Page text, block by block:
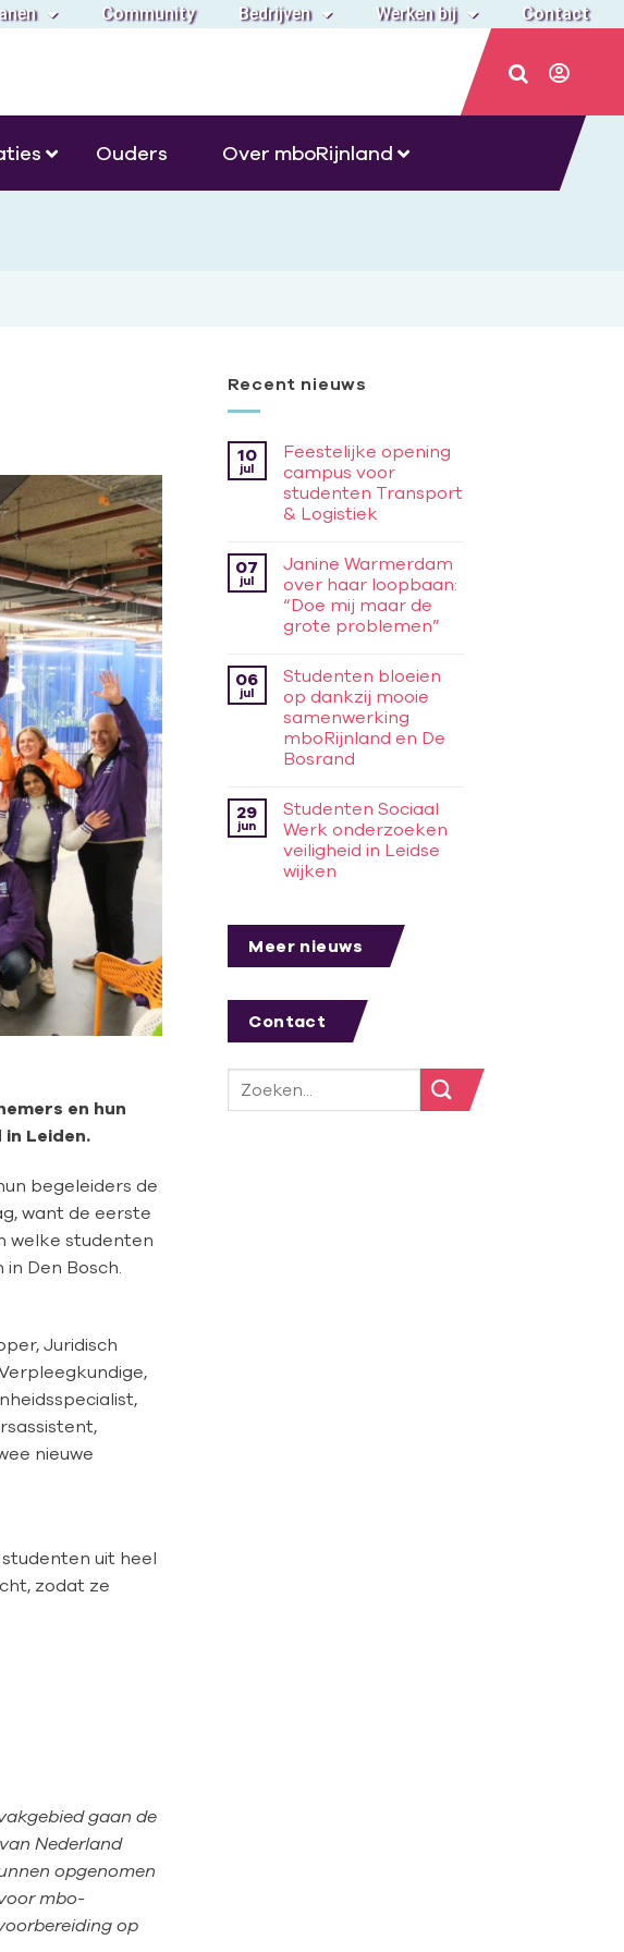
Community Bedrijven Werken bij Contact
Ouders Over mboRijnland
en hun
Leiden.
begeleiders de
want de eerste
welke studenten
Den Bosch.
Juridisch
nieuwe
uit heel
zodat ze
gaan de
Nederland
opgenomen
mbo-
op
Recent nieuws
10
jul
Feestelijke opening
campus voor
studenten Transport
& Logistiek
07
jul
Janine Warmerdam
over haar loopbaan:
“Doe mij maar de
grote problemen”
06
jul
Studenten bloeien
op dankzij mooie
samenwerking
mboRijnland en De
Bosrand
29
jun
Studenten Sociaal
Werk onderzoeken
veiligheid in Leidse
wijken
Meer nieuws
Contact